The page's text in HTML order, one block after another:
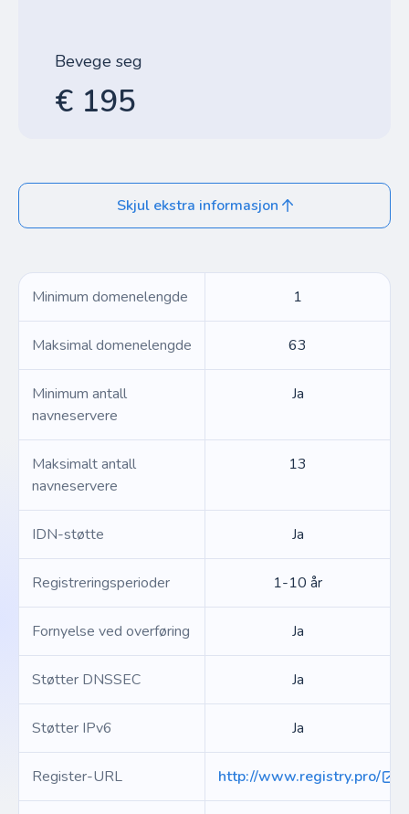
Bevege seg
€ 195
Skjul ekstra informasjon
Minimum domenelengde 1
Maksimal domenelengde 63
Minimum antall
navneservere
Ja
Maksimalt antall
navneservere
13
IDN-støtte Ja
Registreringsperioder 1-10 år
Fornyelse ved overføring Ja
Støtter DNSSEC Ja
Støtter IPv6 Ja
Register-URL http://www.registry.pro/